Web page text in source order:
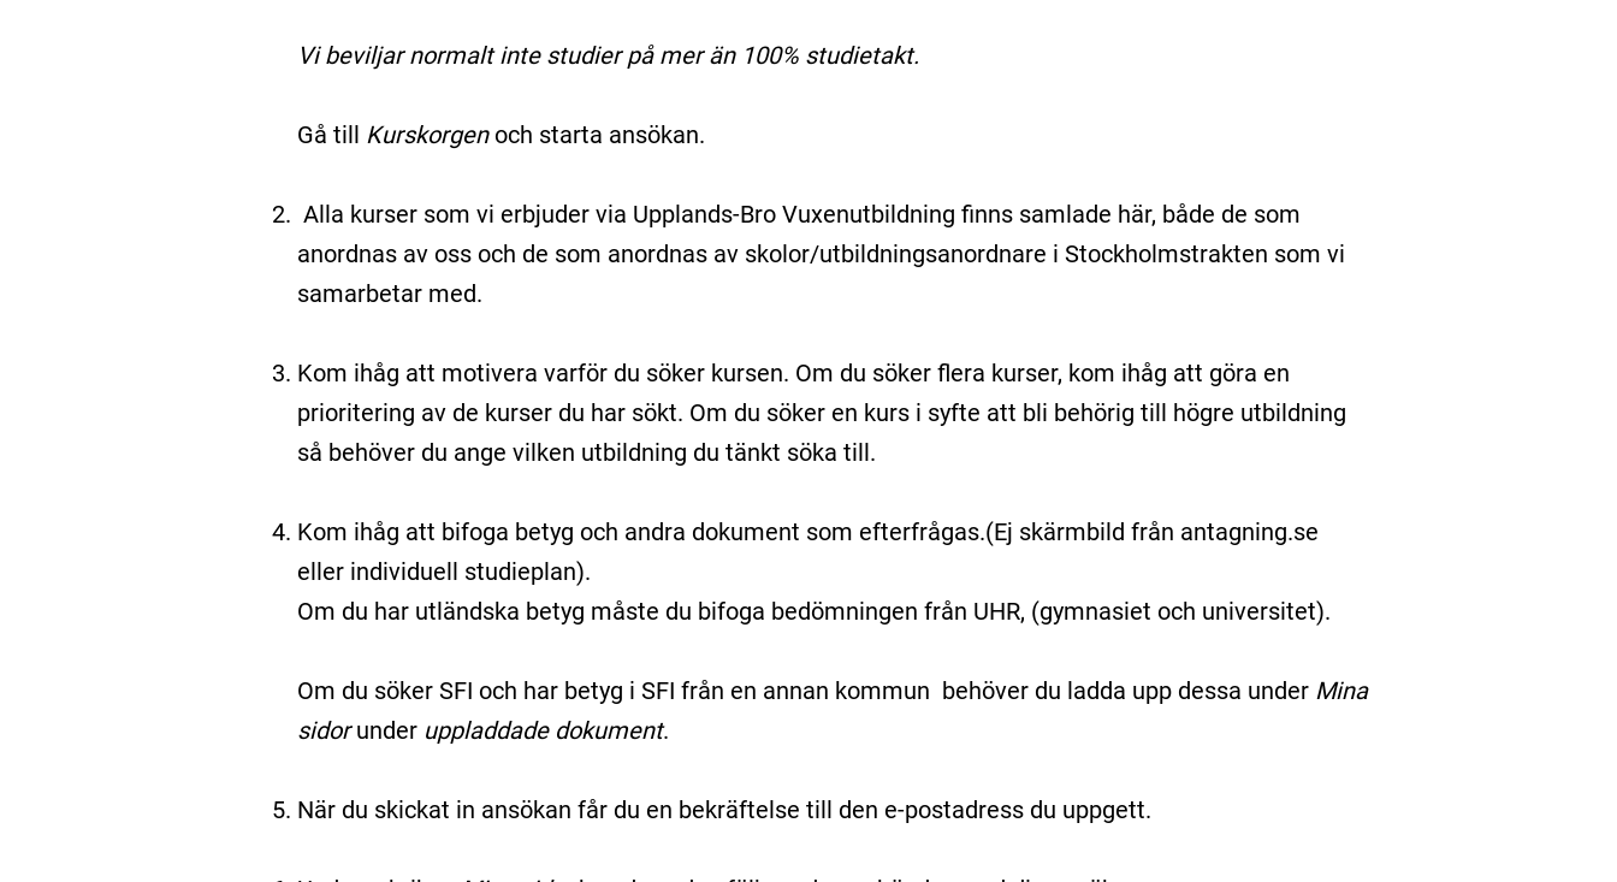
Vi beviljar normalt inte studier på mer än 100% studietakt.
Gå till Kurskorgenoch starta ansökan.
Alla kurser som vi erbjuder via Upplands-Bro Vuxenutbildning finns samlade här, både de som
anordnas av oss och de som anordnas av skolor/utbildningsanordnare i Stockholmstrakten som vi
samarbetar med.
Kom ihåg att motivera varför du söker kursen. Om du söker flera kurser, kom ihåg att göra en
prioritering av de kurser du har sökt. Om du söker en kurs i syfte att bli behörig till högre utbildning
så behöver du ange vilken utbildning du tänkt söka till.
Kom ihåg att bifoga betyg och andra dokument som efterfrågas.(Ej skärmbild från antagning.se
eller individuell studieplan).
Om du har utländska betyg måste du bifoga bedömningen från UHR, (gymnasiet och universitet).
Om du söker SFI och har betyg i SFI från en annan kommun behöver du ladda upp dessa under Mina
sidorunder uppladdade dokument.
När du skickat in ansökan får du en bekräftelse till den e-postadress du uppgett.